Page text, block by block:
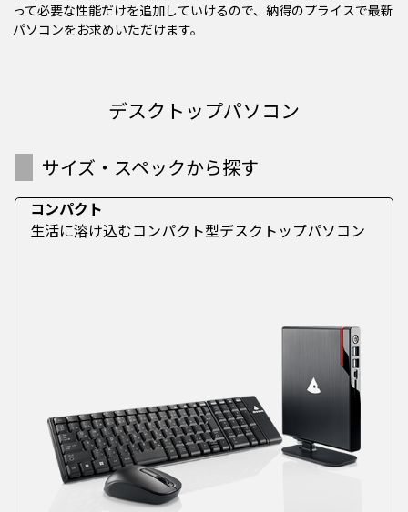
って必要な性能だけを追加していけるので、納得のプライスで最新
パソコンをお求めいただけます。
デスクトップパソコン
サイズ・スペックから探す
コンパクト
生活に溶け込むコンパクト型デスクトップパソコン